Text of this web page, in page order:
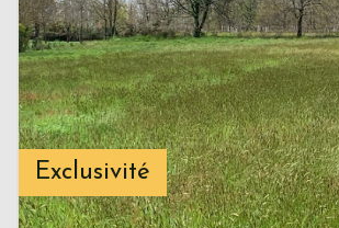
Exclusivité